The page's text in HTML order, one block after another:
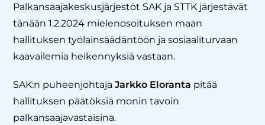
Palkansaajakeskusjärjestöt SAK ja STTK järjestävät
tänään 1.2.2024 mielenosoituksen maan
hallituksen työlainsäädäntöön ja sosiaaliturvaan
kaavailemia heikennyksiä vastaan.
SAK:n puheenjohtajaJarkko Eloranta pitää
hallituksen päätöksiä monin tavoin
palkansaajavastaisina.